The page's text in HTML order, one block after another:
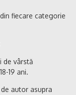
fiecare categorie
de vârstă
19 ani.
autor asupra